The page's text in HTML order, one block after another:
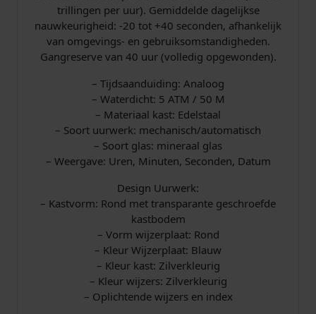
trillingen per uur). Gemiddelde dagelijkse
nauwkeurigheid: -20 tot +40 seconden, afhankelijk
van omgevings- en gebruiksomstandigheden.
Gangreserve van 40 uur (volledig opgewonden).
– Tijdsaanduiding: Analoog
– Waterdicht: 5 ATM / 50 M
– Materiaal kast: Edelstaal
– Soort uurwerk: mechanisch/automatisch
– Soort glas: mineraal glas
– Weergave: Uren, Minuten, Seconden, Datum
Design Uurwerk:
– Kastvorm: Rond met transparante geschroefde
kastbodem
– Vorm wijzerplaat: Rond
– Kleur Wijzerplaat: Blauw
– Kleur kast: Zilverkleurig
– Kleur wijzers: Zilverkleurig
– Oplichtende wijzers en index